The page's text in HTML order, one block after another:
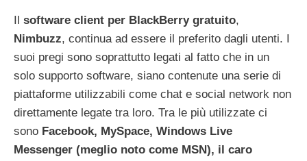
software client per BlackBerry gratuito,
Nimbuzz, continua ad essere il preferito dagli utenti. I
suoi pregi sono soprattutto legati al fatto che in un
solo supporto software, siano contenute una serie di
piattaforme utilizzabili come chat e social network non
direttamente legate tra loro. Tra le più utilizzate ci
sono Facebook, MySpace, Windows Live
Messenger (meglio noto come MSN), il caro